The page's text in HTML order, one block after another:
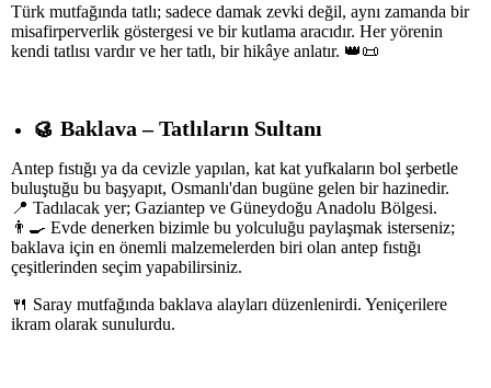
Türk mutfağında tatlı; sadece damak zevki değil, aynı zamanda bir
misafirperverlik göstergesi ve bir kutlama aracıdır. Her yörenin
kendi tatlısı vardır ve her tatlı, bir hikâye anlatır. 👑📜
🥮 Baklava – Tatlıların Sultanı
Antep fıstığı ya da cevizle yapılan, kat kat yufkaların bol şerbetle
buluştuğu bu başyapıt, Osmanlı'dan bugüne gelen bir hazinedir.
📍 Tadılacak yer; Gaziantep ve Güneydoğu Anadolu Bölgesi.
👨‍🍳 Evde denerken bizimle bu yolculuğu paylaşmak isterseniz;
baklava için en önemli malzemelerden biri olan antep fıstığı
çeşitlerinden seçim yapabilirsiniz.
🍴 Saray mutfağında baklava alayları düzenlenirdi. Yeniçerilere
ikram olarak sunulurdu.